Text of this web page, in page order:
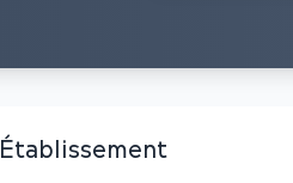
Établissement